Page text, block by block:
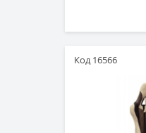
Код 16566